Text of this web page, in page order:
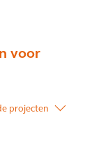
voor
projecten